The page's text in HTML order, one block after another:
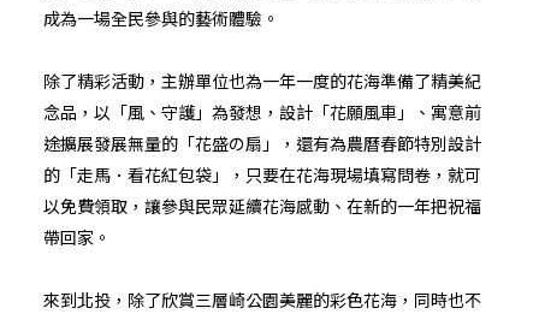
成為一場全民參與的藝術體驗。
除了精彩活動，主辦單位也為一年一度的花海準備了精美紀
念品，以「風、守護」為發想，設計「花願風車」、寓意前
途擴展發展無量的「花盛の扇」，還有為農曆春節特別設計
的「走馬．看花紅包袋」，只要在花海現場填寫問卷，就可
以免費領取，讓參與民眾延續花海感動、在新的一年把祝福
帶回家。
來到北投，除了欣賞三層崎公園美麗的彩色花海，同時也不